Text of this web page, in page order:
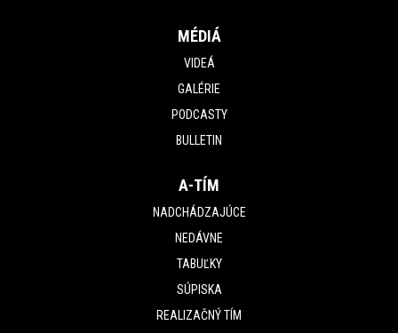
MÉDIÁ
VIDEÁ
GALÉRIE
PODCASTY
BULLETIN
A-TÍM
NADCHÁDZAJÚCE
NEDÁVNE
TABUĽKY
SÚPISKA
REALIZAČNÝ TÍM